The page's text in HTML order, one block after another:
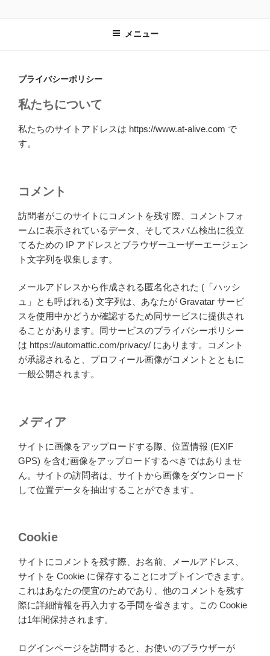
メニュー
プライバシーポリシー
私たちについて
私たちのサイトアドレスは https://www.at-alive.com で
す。
コメント
訪問者がこのサイトにコメントを残す際、コメントフォ
ームに表示されているデータ、そしてスパム検出に役立
てるための IP アドレスとブラウザーユーザーエージェン
ト文字列を収集します。
メールアドレスから作成される匿名化された (「ハッシ
ュ」とも呼ばれる) 文字列は、あなたが Gravatar サービ
スを使用中かどうか確認するため同サービスに提供され
ることがあります。同サービスのプライバシーポリシー
は https://automattic.com/privacy/ にあります。コメント
が承認されると、プロフィール画像がコメントとともに
一般公開されます。
メディア
サイトに画像をアップロードする際、位置情報 (EXIF
GPS) を含む画像をアップロードするべきではありませ
ん。サイトの訪問者は、サイトから画像をダウンロード
して位置データを抽出することができます。
Cookie
サイトにコメントを残す際、お名前、メールアドレス、
サイトを Cookie に保存することにオプトインできます。
これはあなたの便宜のためであり、他のコメントを残す
際に詳細情報を再入力する手間を省きます。この Cookie
は1年間保持されます。
ログインページを訪問すると、お使いのブラウザーが